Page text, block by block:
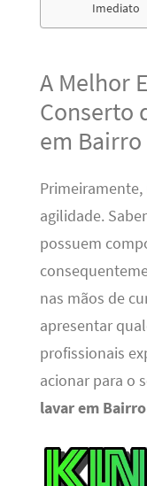
Imediato
A Melhor
Conserto
em
agilidade.
possuem
nas mãos de
apresentar
profissionais
acionar para o
lavar em